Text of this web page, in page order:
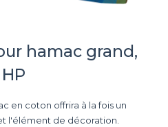
hamac grand,
HP
en coton offrira à la fois un
l'élément de décoration.